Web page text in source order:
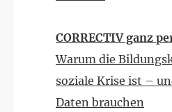
CORRECTIV ganz
Warum die
soziale Krise ist –
Daten brauchen